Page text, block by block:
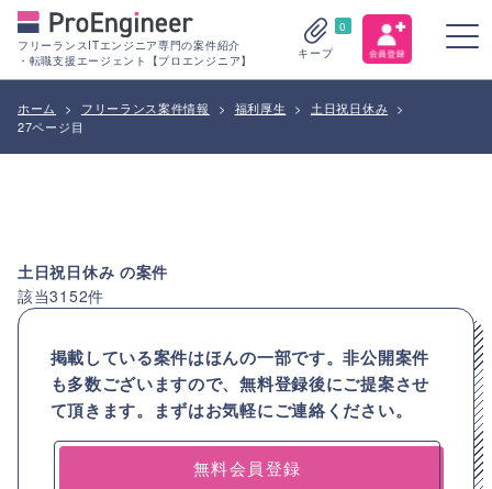
フリーランスITエンジニア専門の案件紹介
・転職支援エージェント【プロエンジニア】
0
キープ
ホーム > フリーランス案件情報 > 福利厚生 > 土日祝日休み >
27ページ目
土日祝日休み の案件
該当3152件
掲載している案件はほんの一部です。非公開案件
も多数ございますので、無料登録後にご提案させ
て頂きます。まずはお気軽にご連絡ください。
無料会員登録